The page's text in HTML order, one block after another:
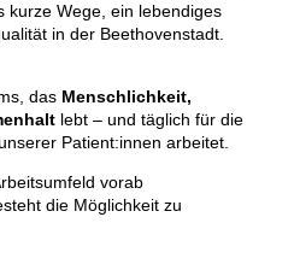
kurze Wege, ein lebendiges
in der Beethovenstadt.
das Menschlichkeit,
lebt – und täglich für die
Patient:innen arbeitet.
vorab
die Möglichkeit zu